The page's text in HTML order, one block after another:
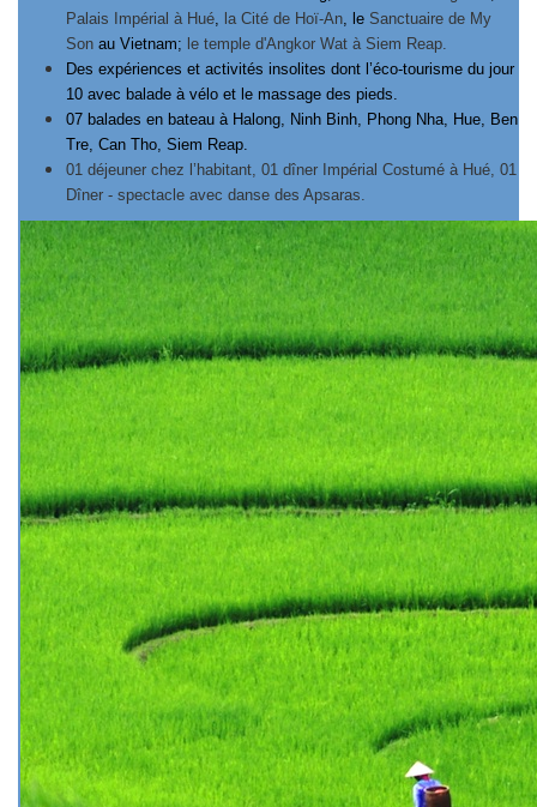
Palais Impérial à Hué la Cité de Hoï-An , le Sanctuaire de My
Son au Vietnam; le temple d'Angkor Wat à Siem Reap.
Des expériences et activités insolites dont l’éco-tourisme du jour
10 avec balade à vélo et le massage des pieds.
07 balades en bateau à Halong, Ninh Binh, Phong Nha, Hue, Ben
Tre, Can Tho, Siem Reap.
01 déjeuner chez l’habitant, 01 dîner Impérial Costumé à Hué, 01
Dîner - spectacle avec danse des Apsaras.